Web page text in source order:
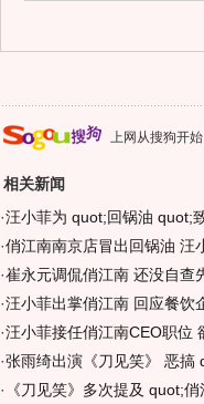
上网从搜狗开始
相关新闻
·汪小菲为 quot;回锅油 quot;
·俏江南南京店冒出回锅油 汪
·崔永元调侃俏江南 还没自查
·汪小菲出掌俏江南 回应餐饮
·汪小菲接任俏江南CEO职位
·张雨绮出演《刀见笑》 恶搞
· 《刀见笑》多次提及 quot;